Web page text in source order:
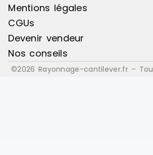
Mentions légales
CGUs
Devenir vendeur
Nos conseils
©2026 Rayonnage-cantilever.fr –